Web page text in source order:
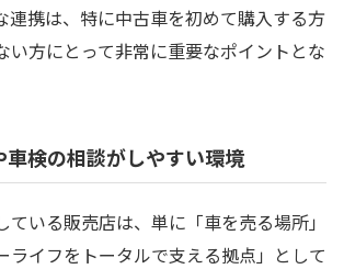
連携は、特に中古車を初めて購入する方
い方にとって非常に重要なポイントとな
車検の相談がしやすい環境
ている販売店は、単に「車を売る場所」
ライフをトータルで支える拠点」として